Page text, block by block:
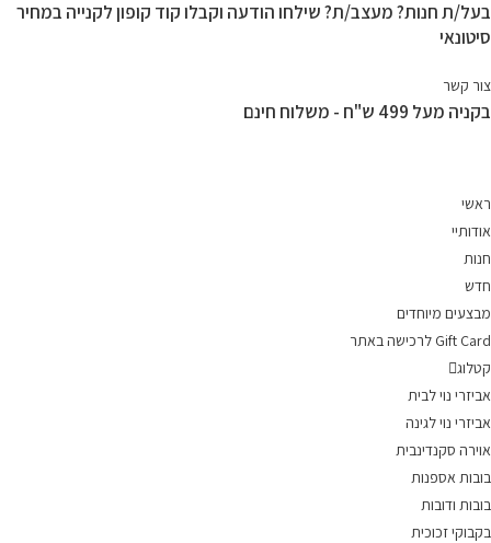
Skip
to
בעל/ת חנות? מעצב/ת? שילחו הודעה וקבלו קוד קופון לקנייה במחיר
סיטונאי
צור קשר
בקניה מעל 499 ש"ח - משלוח חינם
ראשי
אודותיי
חנות
חדש
מבצעים מיוחדים
Gift Card לרכישה באתר
קטלוג
אביזרי נוי לבית
אביזרי נוי לגינה
אוירה סקנדינבית
בובות אספנות
בובות ודובות
בקבוקי זכוכית